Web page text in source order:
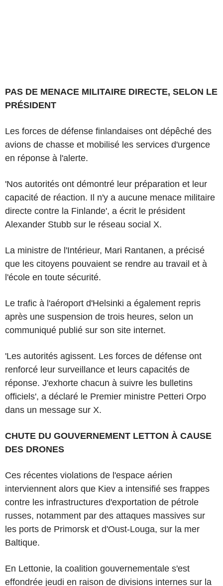
PAS DE MENACE MILITAIRE DIRECTE, SELON LE
PRÉSIDENT
Les forces de défense finlandaises ont dépêché des
avions de chasse et mobilisé les services d'urgence
en réponse à l'alerte.
'Nos autorités ont démontré leur préparation et leur
capacité de réaction. Il n'y a aucune menace militaire
directe contre la Finlande', a écrit le président
Alexander Stubb sur le réseau social X.
La ministre de l'Intérieur, Mari Rantanen, a précisé
que les citoyens pouvaient se rendre au travail et à
l'école en toute sécurité.
Le trafic à l'aéroport d'Helsinki a également repris
après une suspension de trois heures, selon un
communiqué publié sur son site internet.
'Les autorités agissent. Les forces de défense ont
renforcé leur surveillance et leurs capacités de
réponse. J'exhorte chacun à suivre les bulletins
officiels', a déclaré le Premier ministre Petteri Orpo
dans un message sur X.
CHUTE DU GOUVERNEMENT LETTON À CAUSE
DES DRONES
Ces récentes violations de l'espace aérien
interviennent alors que Kiev a intensifié ses frappes
contre les infrastructures d'exportation de pétrole
russes, notamment par des attaques massives sur
les ports de Primorsk et d'Oust-Louga, sur la mer
Baltique.
En Lettonie, la coalition gouvernementale s'est
effondrée jeudi en raison de divisions internes sur la